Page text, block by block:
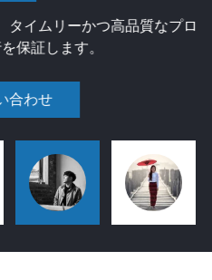
タイムリーかつ高品質なプロ
保証します。
合わせ